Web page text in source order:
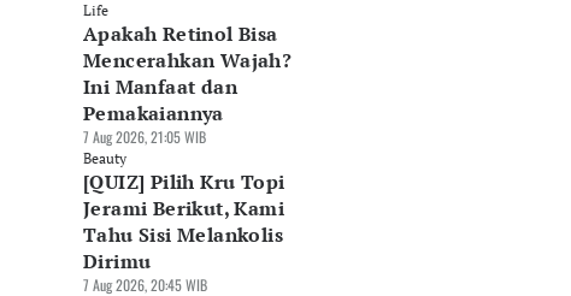
Life
Apakah Retinol Bisa
Mencerahkan Wajah?
Ini Manfaat dan
Pemakaiannya
7 Aug 2026, 21:05 WIB
Beauty
[QUIZ] Pilih Kru Topi
Jerami Berikut, Kami
Tahu Sisi Melankolis
Dirimu
7 Aug 2026, 20:45 WIB